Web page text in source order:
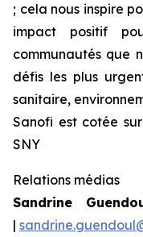
; cela nous inspire
impact positif
communautés que
défis les plus
sanitaire,
Sanofi est cotée sur
SNY
Relations médias
Sandrine
|